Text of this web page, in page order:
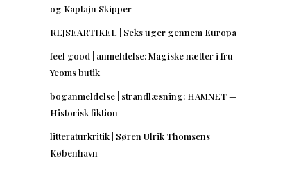
og Kaptajn Skipper
REJSEARTIKEL | Seks uger gennem Europa
feel good | anmeldelse: Magiske nætter i fru
Yeoms butik
boganmeldelse | strandlæsning: HAMNET —
Historisk fiktion
litteraturkritik | Søren Ulrik Thomsens
København